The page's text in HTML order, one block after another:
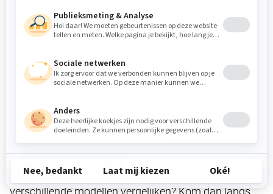
balans in je woonkamer. Een te grote bank kan de
ruimte vol laten lijken, terwijl een te kleine bank niet
voldoende zitplaatsen biedt. Onze adviseurs helpen je
graag bij het kiezen van de juiste maat bank voor
jouw interieur.
Kom proefzitten in onze
showroom in Uden
Ben je op zoek naar een nieuwe zitbank en wil je
verschillende modellen vergelijken? Kom dan langs